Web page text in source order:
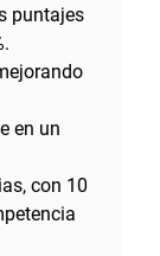
puntajes
en un
con 10